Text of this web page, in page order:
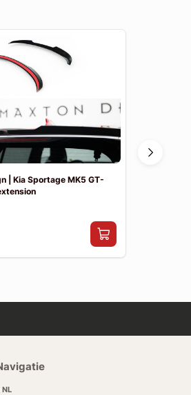
| Kia Sportage MK5 GT-